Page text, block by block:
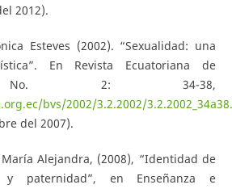
2012).
Esteves (2002). “Sexualidad: una
En Revista Ecuatoriana de
No. 2: 34-38,
bvs/2002/3.2.2002/
del 2007).
Alejandra, (2008), “Identidad de
y paternidad”, en Enseñanza e